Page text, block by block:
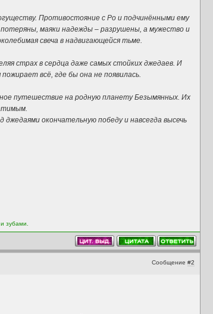
Противостояние с Ро и подчинёнными ему
маяки надежды – разрушены, а мужество и
свеча в надвигающейся тьме.
страх в сердца даже самых стойких джедаев. И
всё, где бы она не появилась.
путешествие на родную планету Безымянных. Их
окончательную победу и навсегда высечь
зубами.
Сообщение #2